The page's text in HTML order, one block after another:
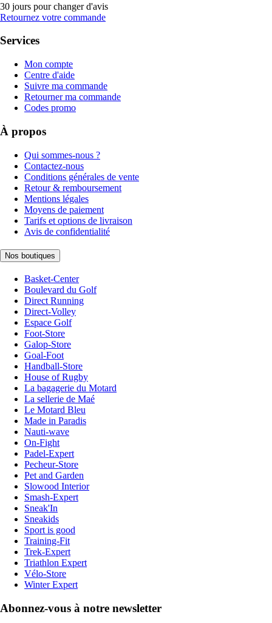
30 jours pour changer d'avis
Retournez votre commande
Services
Mon compte
Centre d'aide
Suivre ma commande
Retourner ma commande
Codes promo
À propos
Qui sommes-nous ?
Contactez-nous
Conditions générales de vente
Retour & remboursement
Mentions légales
Moyens de paiement
Tarifs et options de livraison
Avis de confidentialité
Nos boutiques
Basket-Center
Boulevard du Golf
Direct Running
Direct-Volley
Espace Golf
Foot-Store
Galop-Store
Goal-Foot
Handball-Store
House of Rugby
La bagagerie du Motard
La sellerie de Maé
Le Motard Bleu
Made in Paradis
Nauti-wave
On-Fight
Padel-Expert
Pecheur-Store
Pet and Garden
Slowood Interior
Smash-Expert
Sneak'In
Sneakids
Sport is good
Training-Fit
Trek-Expert
Triathlon Expert
Vélo-Store
Winter Expert
Abonnez-vous à notre newsletter